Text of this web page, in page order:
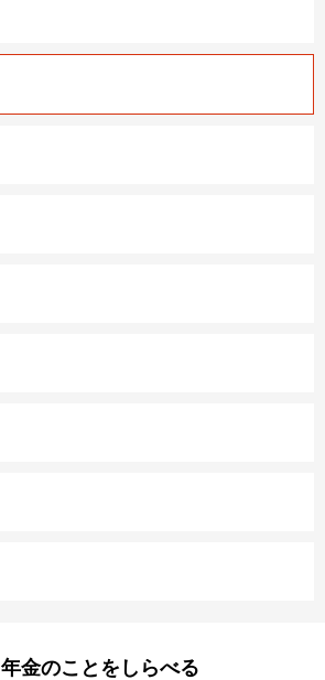
年金のことをしらべる